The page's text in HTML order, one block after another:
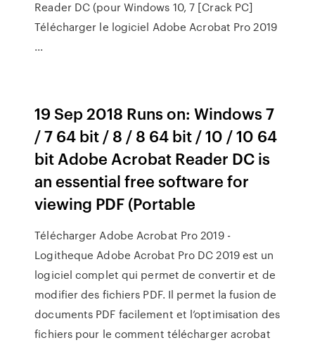
Reader DC (pour Windows 10, 7 [Crack PC]
Télécharger le logiciel Adobe Acrobat Pro 2019
...
19 Sep 2018 Runs on: Windows 7
/ 7 64 bit / 8 / 8 64 bit / 10 / 10 64
bit Adobe Acrobat Reader DC is
an essential free software for
viewing PDF (Portable
Télécharger Adobe Acrobat Pro 2019 -
Logitheque Adobe Acrobat Pro DC 2019 est un
logiciel complet qui permet de convertir et de
modifier des fichiers PDF. Il permet la fusion de
documents PDF facilement et l’optimisation des
fichiers pour le comment télécharger acrobat